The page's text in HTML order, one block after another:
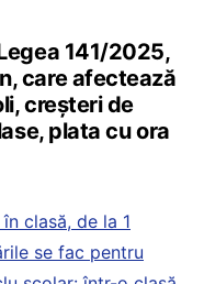
141/2025,
care afectează
creșteri de
plata cu ora
clasă, de la 1
se fac pentru